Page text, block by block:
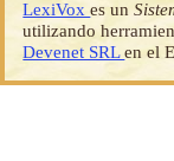
LexiVoxes un
utilizando
Devenet SRLen el